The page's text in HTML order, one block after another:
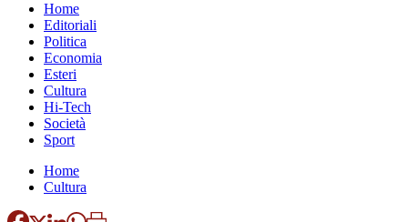
Home
Editoriali
Politica
Economia
Esteri
Cultura
Hi-Tech
Società
Sport
Home
Cultura